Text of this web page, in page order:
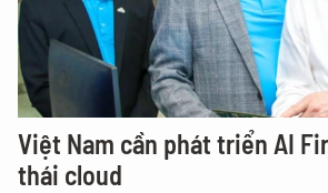
Việt Nam cần phát triển AI
thái cloud